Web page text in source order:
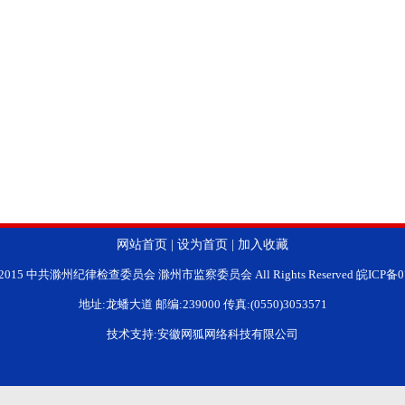
网站首页 设为首页 加入收藏
中共滁州纪律检查委员会 滁州市监察委员会 All Rights Reserved 皖ICP备
地址:龙蟠大道 邮编:239000 传真:(0550)3053571
技术支持:安徽网狐网络科技有限公司